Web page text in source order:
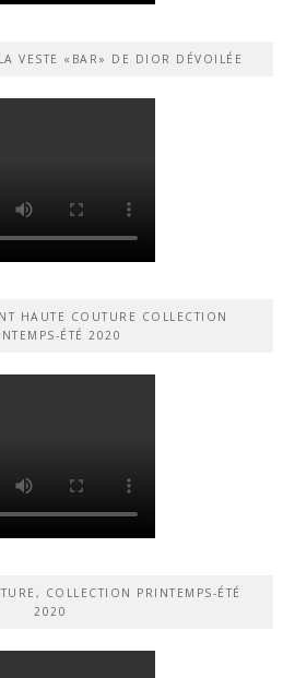
VESTE «BAR» DE DIOR DÉVOILÉE
HAUTE COUTURE COLLECTION
ÉTÉ 2020
COLLECTION PRINTEMPS-ÉTÉ
2020